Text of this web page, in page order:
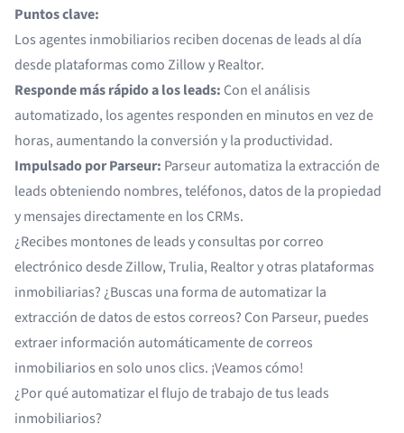
Puntos clave:
Los agentes inmobiliarios reciben docenas de leads al día
desde plataformas como Zillow y Realtor.
Responde más rápido a los leads: Con el análisis
automatizado, los agentes responden en minutos en vez de
horas, aumentando la conversión y la productividad.
Impulsado por Parseur: Parseur automatiza la extracción de
leads obteniendo nombres, teléfonos, datos de la propiedad
y mensajes directamente en los CRMs.
¿Recibes montones de leads y consultas por correo
electrónico desde Zillow, Trulia, Realtor y otras plataformas
inmobiliarias? ¿Buscas una forma deautomatizar la
extracción de datosde estos correos? Con Parseur, puedes
extraer información automáticamente de correos
inmobiliarios en solo unos clics. ¡Veamos cómo!
¿Por qué automatizar el flujo de trabajo de tus leads
inmobiliarios?